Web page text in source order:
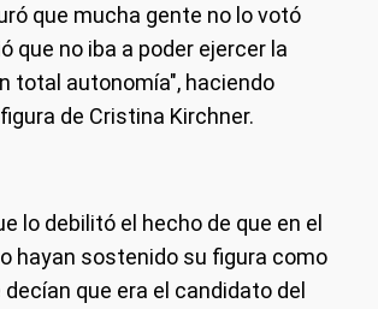
que mucha gente no lo votó
que no iba a poder ejercer la
total autonomía", haciendo
de Cristina Kirchner.
lo debilitó el hecho de que en el
hayan sostenido su figura como
que era el candidato del